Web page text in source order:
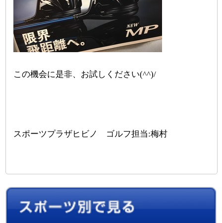
この機会に是非、お試しください(^^)/
スポーツプラザヒビノ ゴルフ担当:梅村